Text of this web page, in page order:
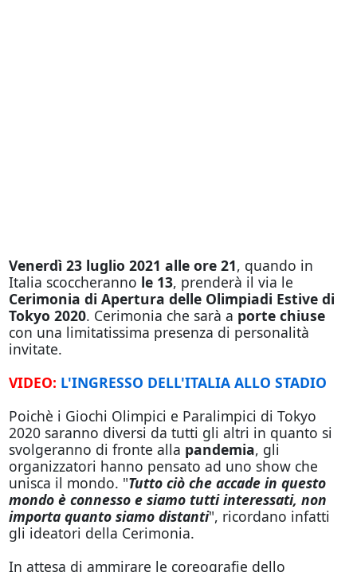
Venerdì 23 luglio 2021 alle ore 21, quando in
Italia scoccheranno le 13, prenderà il via le
Cerimonia di Apertura delle Olimpiadi Estive di
Tokyo 2020. Cerimonia che sarà a porte chiuse
con una limitatissima presenza di personalità
invitate.
VIDEO: L'INGRESSO DELL'ITALIA ALLO STADIO
Poichè i Giochi Olimpici e Paralimpici di Tokyo
2020 saranno diversi da tutti gli altri in quanto si
svolgeranno di fronte alla pandemia, gli
organizzatori hanno pensato ad uno show che
unisca il mondo. "Tutto ciò che accade in questo
mondo è connesso e siamo tutti interessati, non
importa quanto siamo distanti", ricordano infatti
gli ideatori della Cerimonia.
In attesa di ammirare le coreografie dello